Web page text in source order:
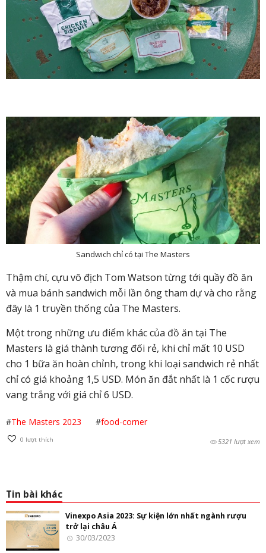
Sandwich chỉ có tại The Masters
Thậm chí, cựu vô địch Tom Watson từng tới quầy đồ ăn
và mua bánh sandwich mỗi lần ông tham dự và cho rằng
đây là 1 truyền thống của The Masters.
Một trong những ưu điểm khác của đồ ăn tại The
Masters là giá thành tương đối rẻ, khi chỉ mất 10 USD
cho 1 bữa ăn hoàn chỉnh, trong khi loại sandwich rẻ nhất
chỉ có giá khoảng 1,5 USD. Món ăn đắt nhất là 1 cốc rượu
vang trắng với giá chỉ 6 USD.
#The Masters 2023 #food-corner
0 lượt thích 5321 lượt xem
Tin bài khác
Vinexpo Asia 2023: Sự kiện lớn nhất ngành rượu
trở lại châu Á
30/03/2023